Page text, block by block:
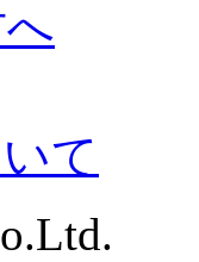
て